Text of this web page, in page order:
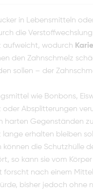
in Lebensmitteln
die
aufweicht, wodurch
den Zahnschmelz
sollen – der
wie Bonbons,
oder Absplitterungen
harten Gegenständen
lange erhalten bleiben
können die Schutzhülle
so kann sie vom
forscht nach einem
bisher jedoch ohne